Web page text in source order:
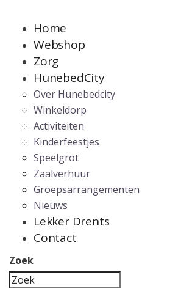
Home
Webshop
Zorg
HunebedCity
Over Hunebedcity
Winkeldorp
Activiteiten
Kinderfeestjes
Speelgrot
Zaalverhuur
Groepsarrangementen
Nieuws
Lekker Drents
Contact
Zoek